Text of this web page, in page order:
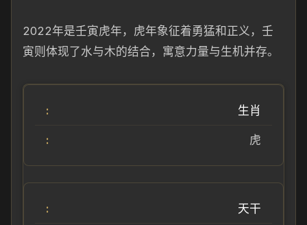
2022年是壬寅虎年，虎年象征着勇猛和正义，壬
寅则体现了水与木的结合，寓意力量与生机并存。
生肖
虎
天干